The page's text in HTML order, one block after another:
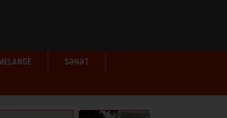
SƏNƏT